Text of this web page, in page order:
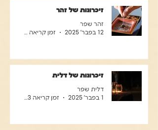
זיכרונות של זהר
זהר שפר
12 בפבר׳ 2025
זיכרונות של דלית
דלית שפר
1 בפבר׳ 2025